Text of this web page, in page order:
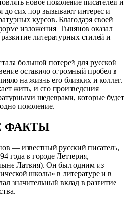
новое поколение писателей и
до сих пор вызывают интерес и
курсов. Благодаря своей
изложения, Тынянов оказал
литературных стилей и
большой потерей для русской
оставило огромный пробел в
на жизнь его близких и коллег.
жить, и его произведения
шедеврами, которые будет
поколение.
ФАКТЫ
— известный русский писатель,
года в городе Леттерия,
Латвия). Он был одним из
школы» в литературе и в
значительный вклад в развитие